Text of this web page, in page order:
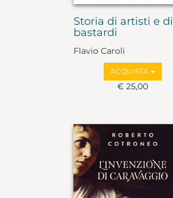
Storia di artisti e di
bastardi
Flavio Caroli
ACQUISTA
€ 25,00